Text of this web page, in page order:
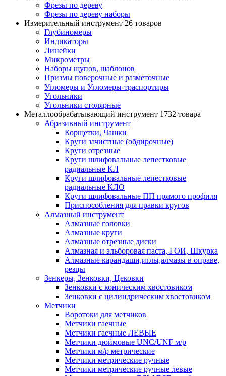
Фрезы по дереву
Фрезы по дереву наборы
Измерительный инструмент 26 товаров
Глубиномеры
Индикаторы
Линейки
Микрометры
Наборы щупов, шаблонов
Призмы поверочные и разметочные
Угломеры и Угломеры-траспортиры
Угольники
Угольники столярные
Металлообрабатывающий инструмент 1732 товара
Абразивный инструмент
Корщетки, Чашки
Круги зачистные (обдирочные)
Круги отрезные
Круги шлифовальные лепестковые
радиальные КЛ
Круги шлифовальные лепестковые
радиальные КЛО
Круги шлифовальные ПП прямого профиля
Приспособления для правки кругов
Алмазный инструмент
Алмазные головки
Алмазные круги
Алмазные отрезные диски
Алмазная и эльборовая паста, ГОИ, Шкурка
Алмазные карандаши,иглы,алмазы в оправе,
резцы
Зенкеры, Зенковки, Цековки
Зенковки с коническим хвостовиком
Зенковки с цилиндрическим хвостовиком
Метчики
Воротоки для метчиков
Метчики гаечные
Метчики гаечные ЛЕВЫЕ
Метчики дюймовые UNC/UNF м/р
Метчики м/р метрические
Метчики метрические ручные
Метчики метрические ручные левые